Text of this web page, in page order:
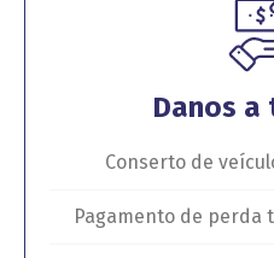
Danos a
Conserto de
Pagamento de perda